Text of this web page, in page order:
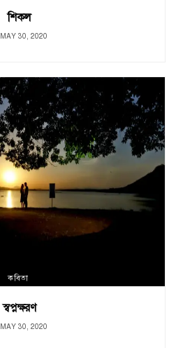
শিকল
MAY 30, 2020
কবিতা
স্বপ্নক্ষরণ
MAY 30, 2020